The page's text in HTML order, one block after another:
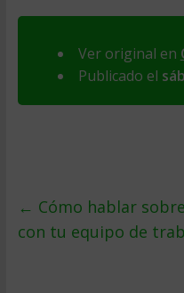
Ver original en
Publicado el
← Cómo hablar
con tu equipo de